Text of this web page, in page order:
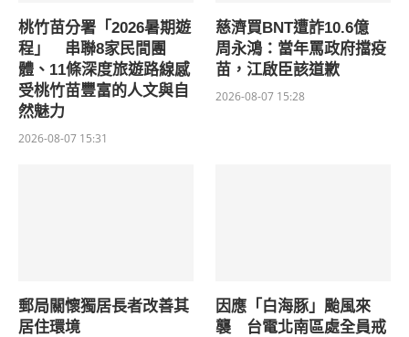
桃竹苗分署「2026暑期遊
程」 串聯8家民間團
體、11條深度旅遊路線感
受桃竹苗豐富的人文與自
然魅力
2026-08-07 15:31
慈濟買BNT遭詐10.6億
周永鴻：當年罵政府擋疫
苗，江啟臣該道歉
2026-08-07 15:28
郵局關懷獨居長者改善其
居住環境
因應「白海豚」颱風來
襲 台電北南區處全員戒